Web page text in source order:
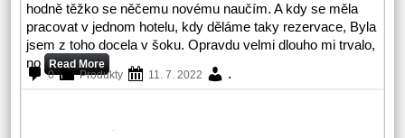
hodně těžko se něčemu novému naučím. A kdy se měla
pracovat v jednom hotelu, kdy děláme taky rezervace, Byla
jsem z toho docela v šoku. Opravdu velmi dlouho mi trvalo,
no Read More
0
Produkty 11. 7. 2022 .